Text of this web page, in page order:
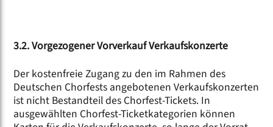
3.2. Vorgezogener Vorverkauf Verkaufskonzerte
Der kostenfreie Zugang zu den im Rahmen des
Deutschen Chorfests angebotenen Verkaufskonzerten
ist nicht Bestandteil des Chorfest-Tickets. In
ausgewählten Chorfest-Ticketkategorien können